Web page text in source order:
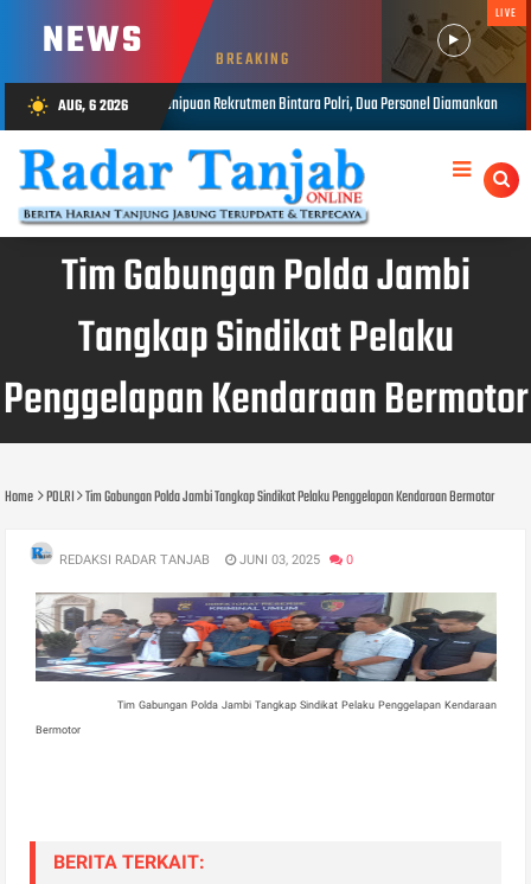
NEWS BREAKING
LIVE
wb_sunny AUG, 6 2026
Bintara Polri, Dua Personel Diamankan AUG 06, 2026 Kasrem 042/Gapu
Tim Gabungan Polda Jambi
Tangkap Sindikat Pelaku
Penggelapan Kendaraan Bermotor
Home POLRI Tim Gabungan Polda Jambi Tangkap Sindikat Pelaku Penggelapan Kendaraan Bermotor
REDAKSI RADAR TANJAB JUNI 03, 2025 0
Tim Gabungan Polda Jambi Tangkap Sindikat Pelaku Penggelapan Kendaraan
Bermotor
BERITA TERKAIT: